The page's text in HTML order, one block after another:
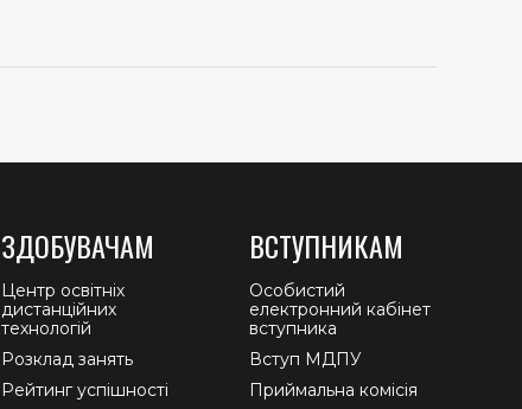
ЗДОБУВАЧАМ
Центр освітніх
дистанційних
технологій
Розклад занять
Рейтинг успішності
ВСТУПНИКАМ
Особистий
електронний кабінет
вступника
Вступ МДПУ
Приймальна комісія